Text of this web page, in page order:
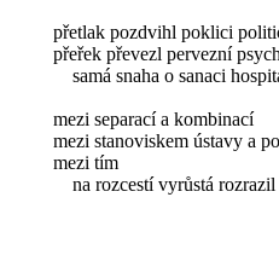
přetlak pozdvihl poklici
přeřek převezl pervezní
samá snaha o sanaci
mezi separací a kombinací
mezi stanoviskem ústavy a
mezi tím
na rozcestí vyrůstá rozrazil